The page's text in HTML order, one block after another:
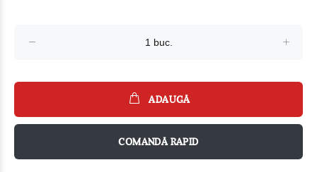
ADAUGĂ
COMANDĂ RAPID